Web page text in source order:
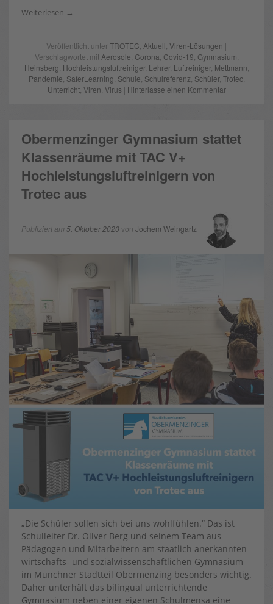
Weiterlesen
Veröffentlicht unterTROTEC Aktuell Viren-Lösungen |
Verschlagwortet mit Aerosole Corona Covid-19 Gymnasium
Heinsberg Hochleistungsluftreiniger, Lehrer, Luftreiniger, Mettmann
Pandemie SaferLearning Schule Schulreferenz Schüler, Trotec,
Unterricht, Viren Virus | Hinterlasse einen Kommentar
Obermenzinger Gymnasium stattet
Klassenräume mit TAC V+
Hochleistungsluftreinigern von
Trotec aus
Publiziert am 5. Oktober 2020von Jochem Weingartz
„Die Schüler sollen sich bei uns wohlfühlen.“ Das ist
Schulleiter Dr. Oliver Berg und seinem Team aus
Pädagogen und Mitarbeitern am staatlich anerkannten
wirtschafts- und sozialwissenschaftlichen Gymnasium
im Münchner Stadtteil Obermenzing besonders wichtig.
Daher unterhält das bilingual unterrichtende
Gymnasium neben einer eigenen Schulmensa eine